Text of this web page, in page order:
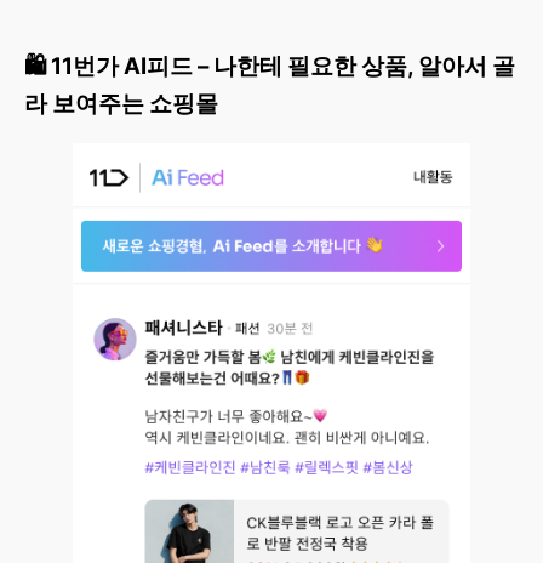
🛍️ 11번가 AI피드 – 나한테 필요한 상품, 알아서 골
라 보여주는 쇼핑몰